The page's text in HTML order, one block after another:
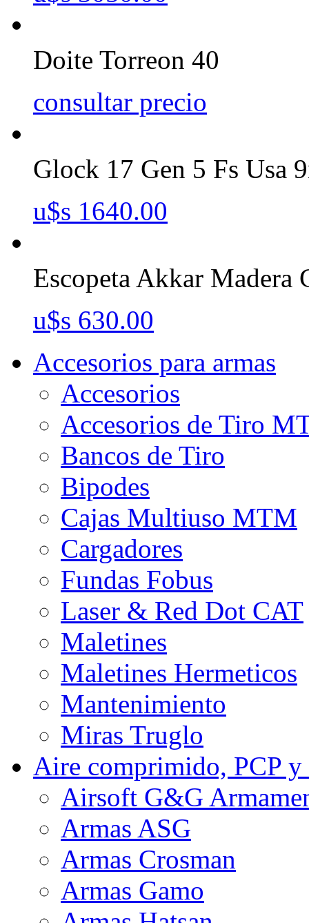
Doite Torreon 40
consultar precio
Glock 17 Gen 5 Fs Usa
u$s 1640.00
Escopeta Akkar Madera
u$s 630.00
Accesorios para armas
Accesorios
Accesorios de Tiro
Bancos de Tiro
Bipodes
Cajas Multiuso MTM
Cargadores
Fundas Fobus
Laser & Red Dot CAT
Maletines
Maletines Hermeticos
Mantenimiento
Miras Truglo
Aire comprimido, PCP y
Airsoft G&G
Armas ASG
Armas Crosman
Armas Gamo